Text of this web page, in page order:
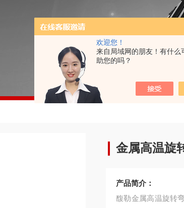
欢迎您！
来自局域网的朋友！有什么
助您的吗？
金属高温旋
产品简介：
馥勒金属高温旋转